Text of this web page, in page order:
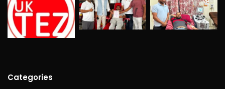
Categories